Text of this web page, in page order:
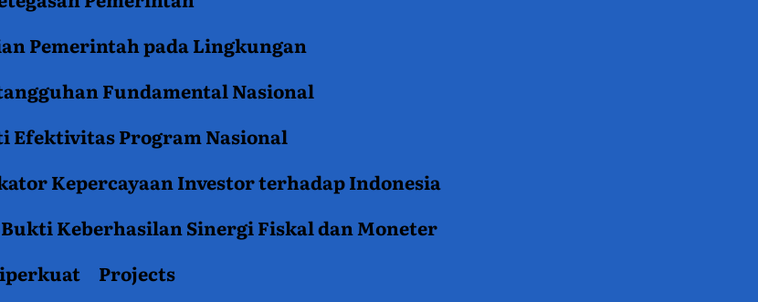
Pemerintah pada Lingkungan
Fundamental Nasional
Efektivitas Program Nasional
Kepercayaan Investor terhadap Indonesia
Keberhasilan Sinergi Fiskal dan Moneter
Projects